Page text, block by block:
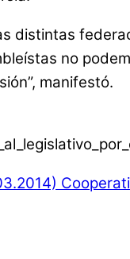
distintas
no
manifestó.